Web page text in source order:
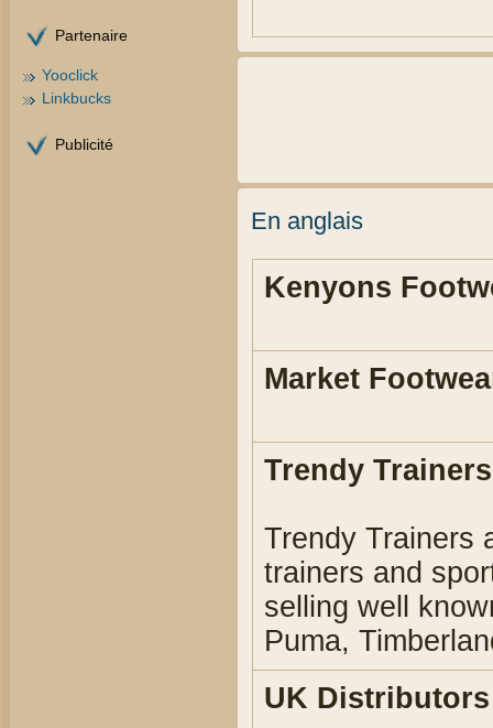
Partenaire
Yooclick
Linkbucks
Publicité
En anglais
Kenyons
Market
Trendy
Trendy Trainers
trainers and
selling well
Puma,
UK